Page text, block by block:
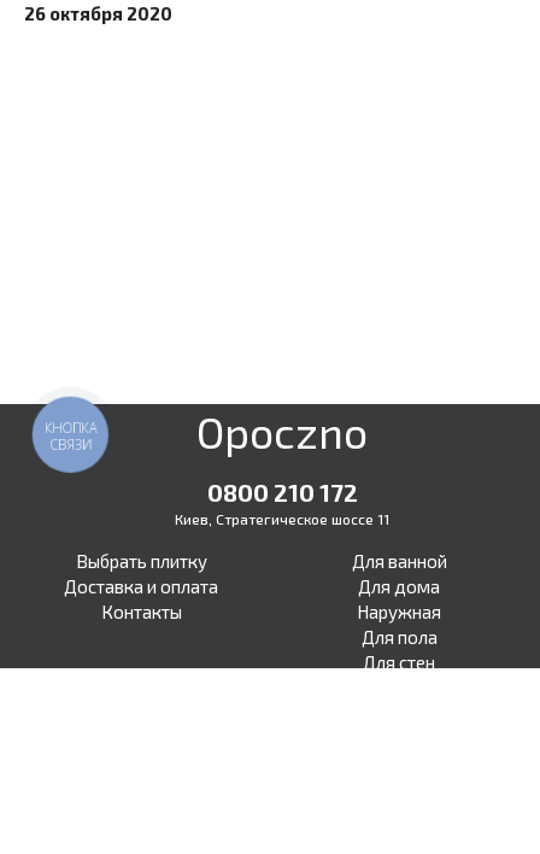
26 октября 2020
Opoczno
0800 210 172
Киев, Стратегическое шоссе 11
Выбрать плитку
Доставка и оплата
Контакты
Для ванной
Для дома
Наружная
Для пола
Для стен
КНОПКА
СВЯЗИ